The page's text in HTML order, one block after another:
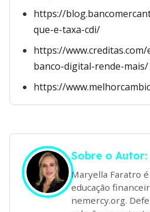
https://
que-e-taxa-cdi/
https://
banco-digital-rende-mais/
https://
Sobre o Autor:
Maryella Faratro
educação
nemercy.org.